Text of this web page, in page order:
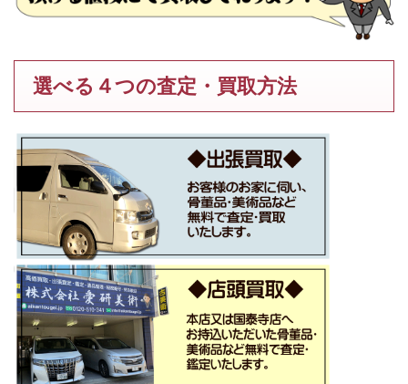
選べる４つの査定・買取方法